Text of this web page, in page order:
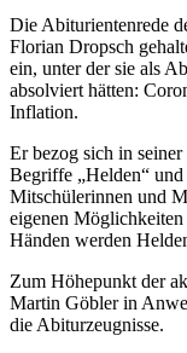
Die Abiturientenrede
Florian Dropsch
ein, unter der sie als
absolviert hätten:
Inflation.
Er bezog sich in
Begriffe „Helden“ und
Mitschülerinnen und
eigenen
Händen werden
Zum Höhepunkt der
Martin Göbler in
die Abiturzeugnisse.